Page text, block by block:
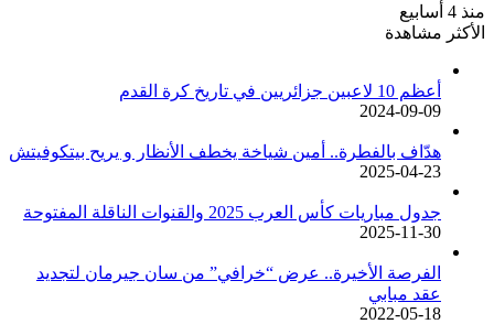
منذ 4 أسابيع
الأكثر مشاهدة
أعظم 10 لاعبين جزائريين في تاريخ كرة القدم
2024-09-09
هدّاف بالفطرة.. أمين شياخة يخطف الأنظار و يريح بيتكوفيتش
2025-04-23
جدول مباريات كأس العرب 2025 والقنوات الناقلة المفتوحة
2025-11-30
الفرصة الأخيرة.. عرض “خرافي” من سان جيرمان لتجديد
عقد مبابي
2022-05-18